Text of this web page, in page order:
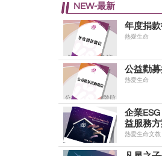
NEW-最新
年度捐
熱愛生命
公益勸
熱愛生命
企業
益服務
熱愛生命文教